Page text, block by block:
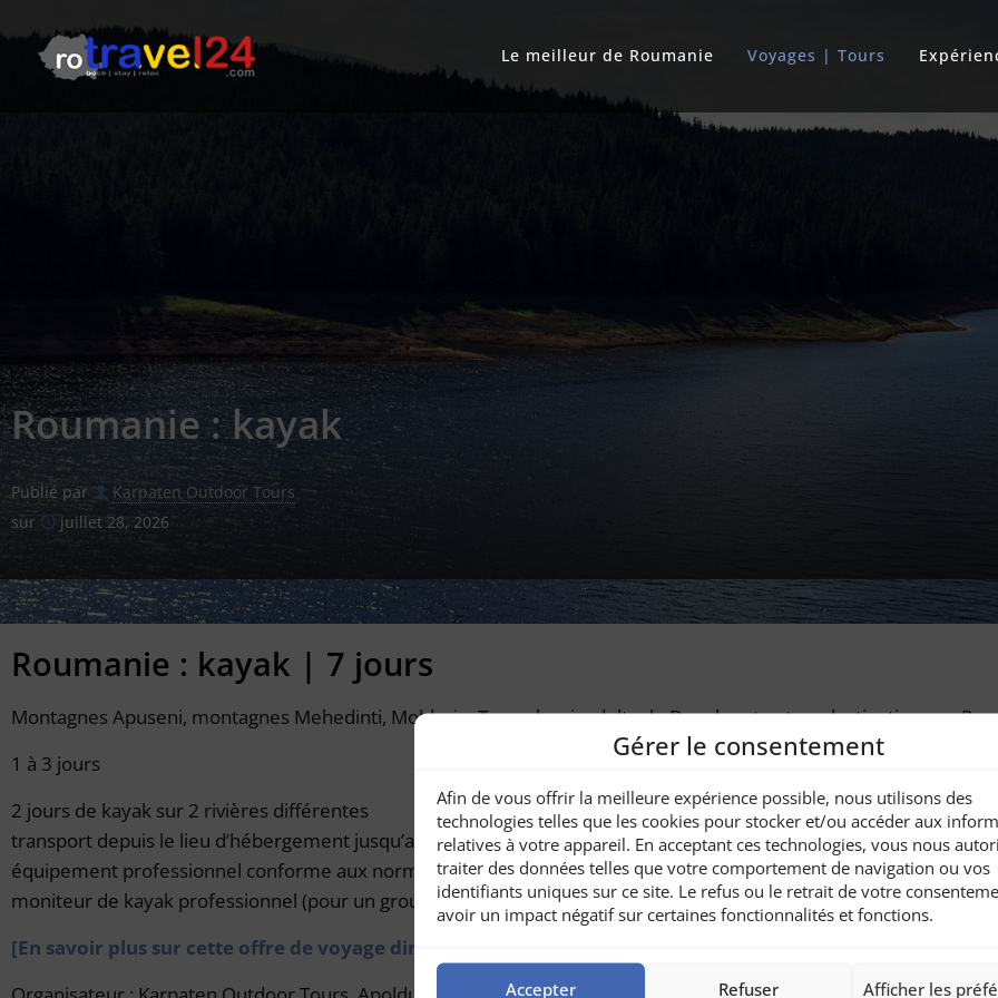
Gérer le consentement
Afin de vous offrir la meilleure expérience possible, nous utilisons des
technologies telles que les cookies pour stocker et/ou accéder aux
relatives à votre appareil. En acceptant ces technologies, vous nous
traiter des données telles que votre comportement de navigation ou vos
identifiants uniques sur ce site. Le refus ou le retrait de votre
avoir un impact négatif sur certaines fonctionnalités et fonctions.
Accepter Refuser Afficher les
Le meilleur de Roumanie Voyages | Tours
Roumanie : kayak
Publié par
Karpaten Outdoor Tours
sur
juillet 28, 2026
Roumanie : kayak | 7 jours
Montagnes Apuseni, montagnes Mehedinti, Moldavie, Transylvanie, delta du Danube et autres destinations en
1 à 3 jours
2 jours de kayak sur 2 rivières différentes
transport depuis le lieu d’hébergement jusqu’aux rivières et retour
équipement professionnel conforme aux normes UIAA (casque, combinaison, kayaks monoplaces)
moniteur de kayak professionnel (pour un groupe de 6 personnes, il y aura 2 moniteurs)
[En savoir plus sur cette offre de voyage directement auprès de l’organisateur …]